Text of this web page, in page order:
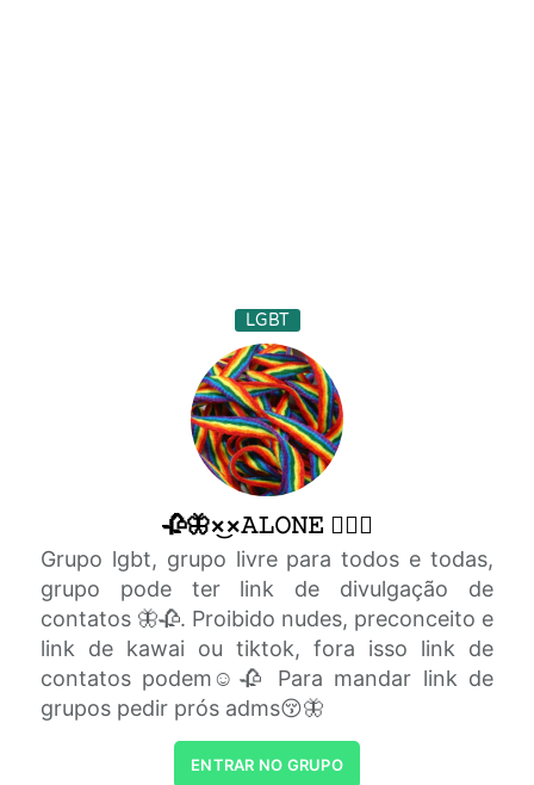
LGBT
🥀🦋×͜×ㅤ𝙰𝙻𝙾𝙽𝙴 🏳️‍🌈✨
Grupo lgbt, grupo livre para todos e todas,
grupo pode ter link de divulgação de
contatos 🦋🥀. Proibido nudes, preconceito e
link de kawai ou tiktok, fora isso link de
contatos podem☺️🥀 Para mandar link de
grupos pedir prós adms😚🦋
ENTRAR NO GRUPO